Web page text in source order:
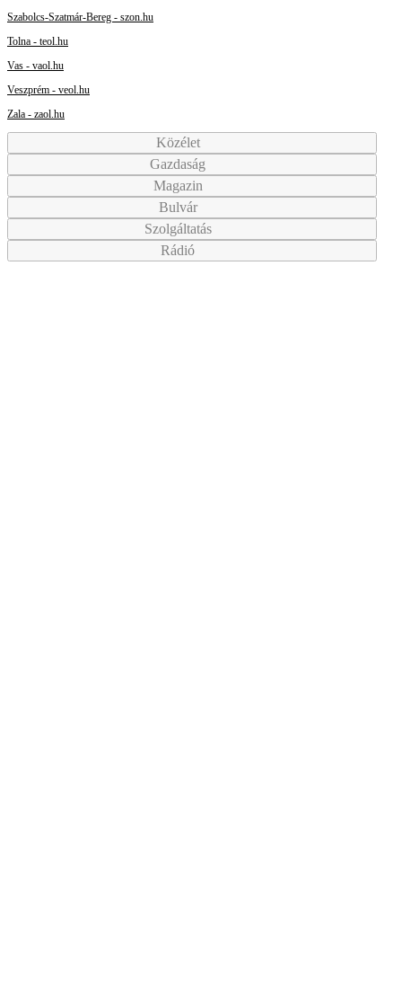
Szabolcs-Szatmár-Bereg - szon.hu
Tolna - teol.hu
Vas - vaol.hu
Veszprém - veol.hu
Zala - zaol.hu
Közélet
Gazdaság
Magazin
Bulvár
Szolgáltatás
Rádió